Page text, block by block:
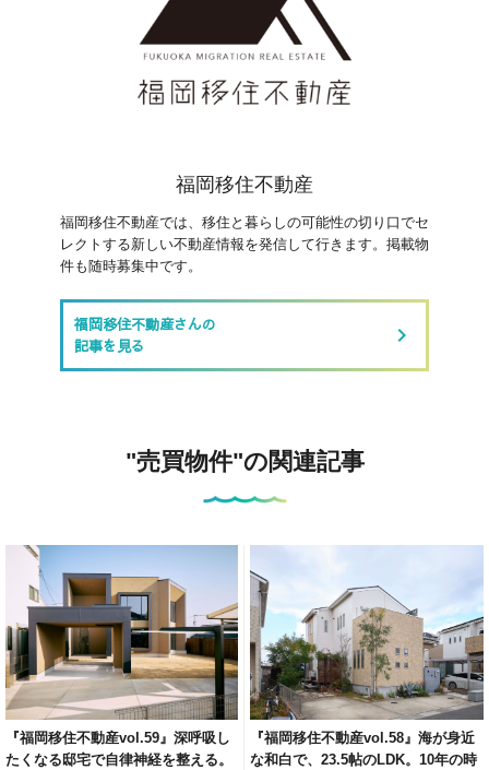
福岡移住不動産
福岡移住不動産では、移住と暮らしの可能性の切り口でセ
レクトする新しい不動産情報を発信して行きます。掲載物
件も随時募集中です。
福岡移住不動産さんの
記事を見る
keyboard_arrow_right
"売買物件"の関連記事
『福岡移住不動産vol.59』深呼吸し
たくなる邸宅で自律神経を整える。
『福岡移住不動産vol.58』海が身近
な和白で、23.5帖のLDK。10年の時